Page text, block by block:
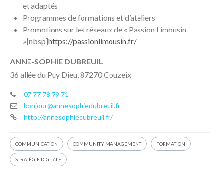
et adaptés
Programmes de formations et d’ateliers
Promotions sur les réseaux de « Passion Limousin
»[nbsp]https://passionlimousin.fr/
ANNE-SOPHIE DUBREUIL
36 allée du Puy Dieu, 87270 Couzeix
07 77 78 79 71
bonjour@annesophiedubreuil.fr
http://annesophiedubreuil.fr/
COMMUNICATION COMMUNITY MANAGEMENT FORMATION
STRATÉGIE DIGITALE